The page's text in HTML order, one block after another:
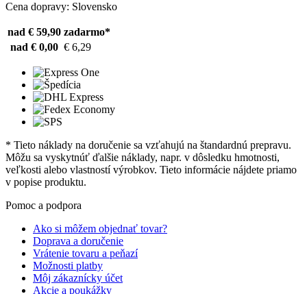
Cena dopravy: Slovensko
nad € 59,90 zadarmo*
nad € 0,00 € 6,29
* Tieto náklady na doručenie sa vzťahujú na štandardnú prepravu.
Môžu sa vyskytnúť ďalšie náklady, napr. v dôsledku hmotnosti,
veľkosti alebo vlastností výrobkov. Tieto informácie nájdete priamo
v popise produktu.
Pomoc a podpora
Ako si môžem objednať tovar?
Doprava a doručenie
Vrátenie tovaru a peňazí
Možnosti platby
Môj zákaznícky účet
Akcie a poukážky